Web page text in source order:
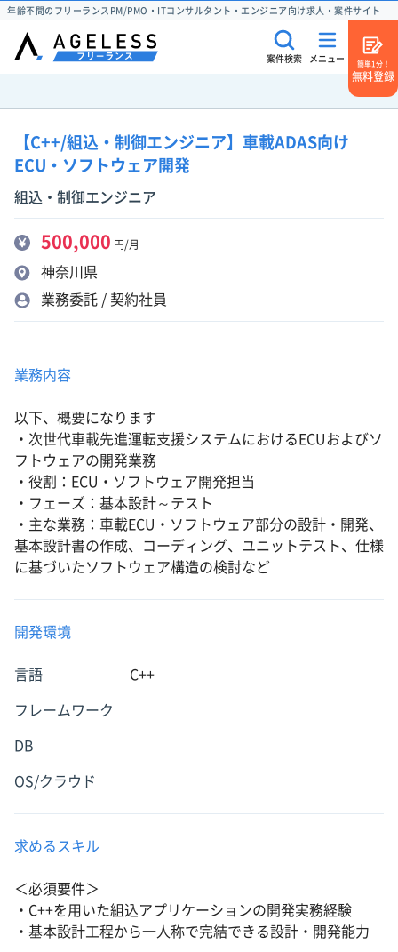
年齢不問のフリーランスPM/PMO・ITコンサルタント・エンジニア向け求人・案件サイト
案件検索 メニュー
簡単1分！
無料登録
【C++/組込・制御エンジニア】車載ADAS向け
ECU・ソフトウェア開発
組込・制御エンジニア
500,000 円/月
神奈川県
業務委託 / 契約社員
業務内容
以下、概要になります
・次世代車載先進運転支援システムにおけるECUおよびソ
フトウェアの開発業務
・役割：ECU・ソフトウェア開発担当
・フェーズ：基本設計～テスト
・主な業務：車載ECU・ソフトウェア部分の設計・開発、
基本設計書の作成、コーディング、ユニットテスト、仕様
に基づいたソフトウェア構造の検討など
開発環境
言語 C++
フレームワーク
DB
OS/クラウド
求めるスキル
＜必須要件＞
・C++を用いた組込アプリケーションの開発実務経験
・基本設計工程から一人称で完結できる設計・開発能力